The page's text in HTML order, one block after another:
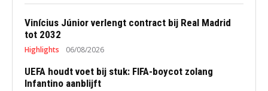
Vinícius Júnior verlengt contract bij Real Madrid
tot 2032
Highlights 06/08/2026
UEFA houdt voet bij stuk: FIFA-boycot zolang
Infantino aanblijft